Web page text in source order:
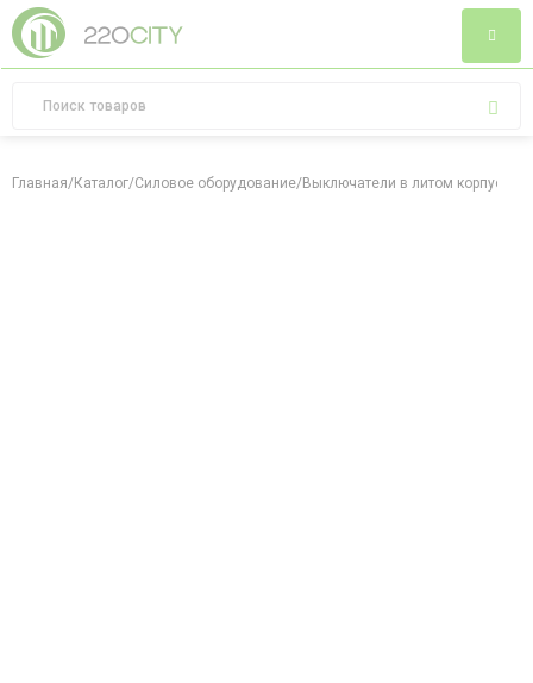
Главная/Каталог/Силовое оборудование/Выключатели в литом корпусе